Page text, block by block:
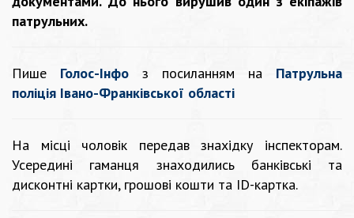
патрульних.
Пише Голос-Інфо з посиланням на Патрульна
поліція Івано-Франківської області
На місці чоловік передав знахідку інспекторам.
Усередині гаманця знаходились банківські та
дисконтні картки, грошові кошти та ID-картка.